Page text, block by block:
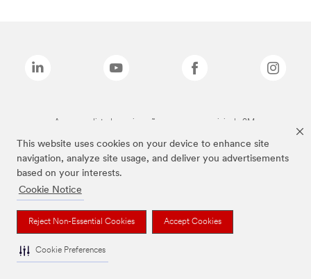
This website uses cookies on your device to enhance site
navigation, analyze site usage, and deliver you advertisements
based on your interests.
Cookie Notice
Reject Non-Essential Cookies Accept Cookies
Cookie Preferences
As marcas listadas a cima são marcas comerciais da 3M.